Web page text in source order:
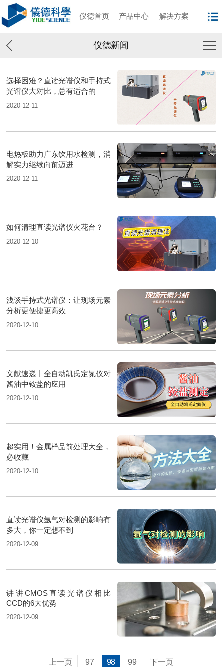
仪德首页 产品中心 解决方案
仪德新闻
选择困难？直读光谱仪和手持式
光谱仪大对比，总有适合的
2020-12-11
电热板助力广东饮用水检测，消
解实力继续向前迈进
2020-12-11
如何清理直读光谱仪火花台？
2020-12-10
浅谈手持式光谱仪：让现场元素
分析更便捷更高效
2020-12-10
文献速递丨全自动凯氏定氮仪对
酱油中铵盐的应用
2020-12-10
超实用！金属样品前处理大全，
必收藏
2020-12-10
直读光谱仪氩气对检测的影响有
多大，你一定想不到
2020-12-09
讲讲CMOS直读光谱仪相比
CCD的6大优势
2020-12-09
上一页 97 98 99 下一页